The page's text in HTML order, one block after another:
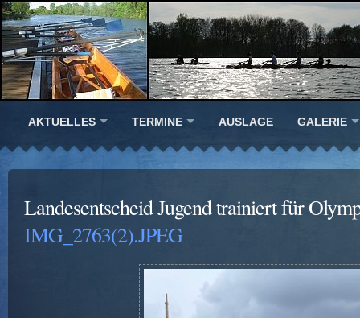
AKTUELLES TERMINE AUSLAGE GALERIE
Landesentscheid Jugend trainiert für
IMG_2763(2).JPEG